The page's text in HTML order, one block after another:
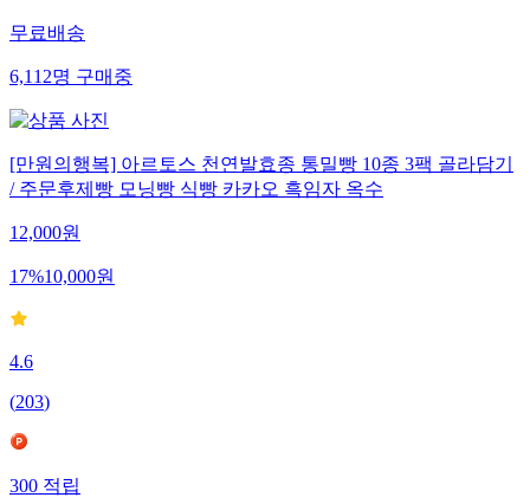
무료배송
6,112명구매중
[만원의행복] 아르토스 천연발효종 통밀빵 10종 3팩 골라담기
/ 주문후제빵 모닝빵 식빵 카카오 흑임자 옥수
12,000원
17%10,000원
4.6
(203)
300적립